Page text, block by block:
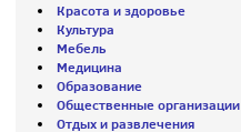
Красота и здоровье
Культура
Мебель
Медицина
Образование
Общественные организации
Отдых и развлечения